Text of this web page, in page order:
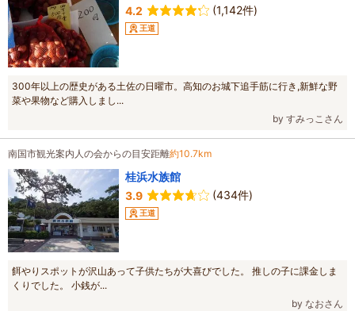
4.2
(1,142件)
王道
300年以上の歴史がある土佐の日曜市。高知のお城下追手筋に行き,新鮮な野
菜や果物など購入しまし...
by すみっこさん
南国市観光案内人の会からの目安距離約10.7km
桂浜水族館
3.9
(434件)
王道
餌やりスポットが沢山あって子供たちが大喜びでした。 推しの子に課金しま
くりでした。 小銭が...
by なおさん